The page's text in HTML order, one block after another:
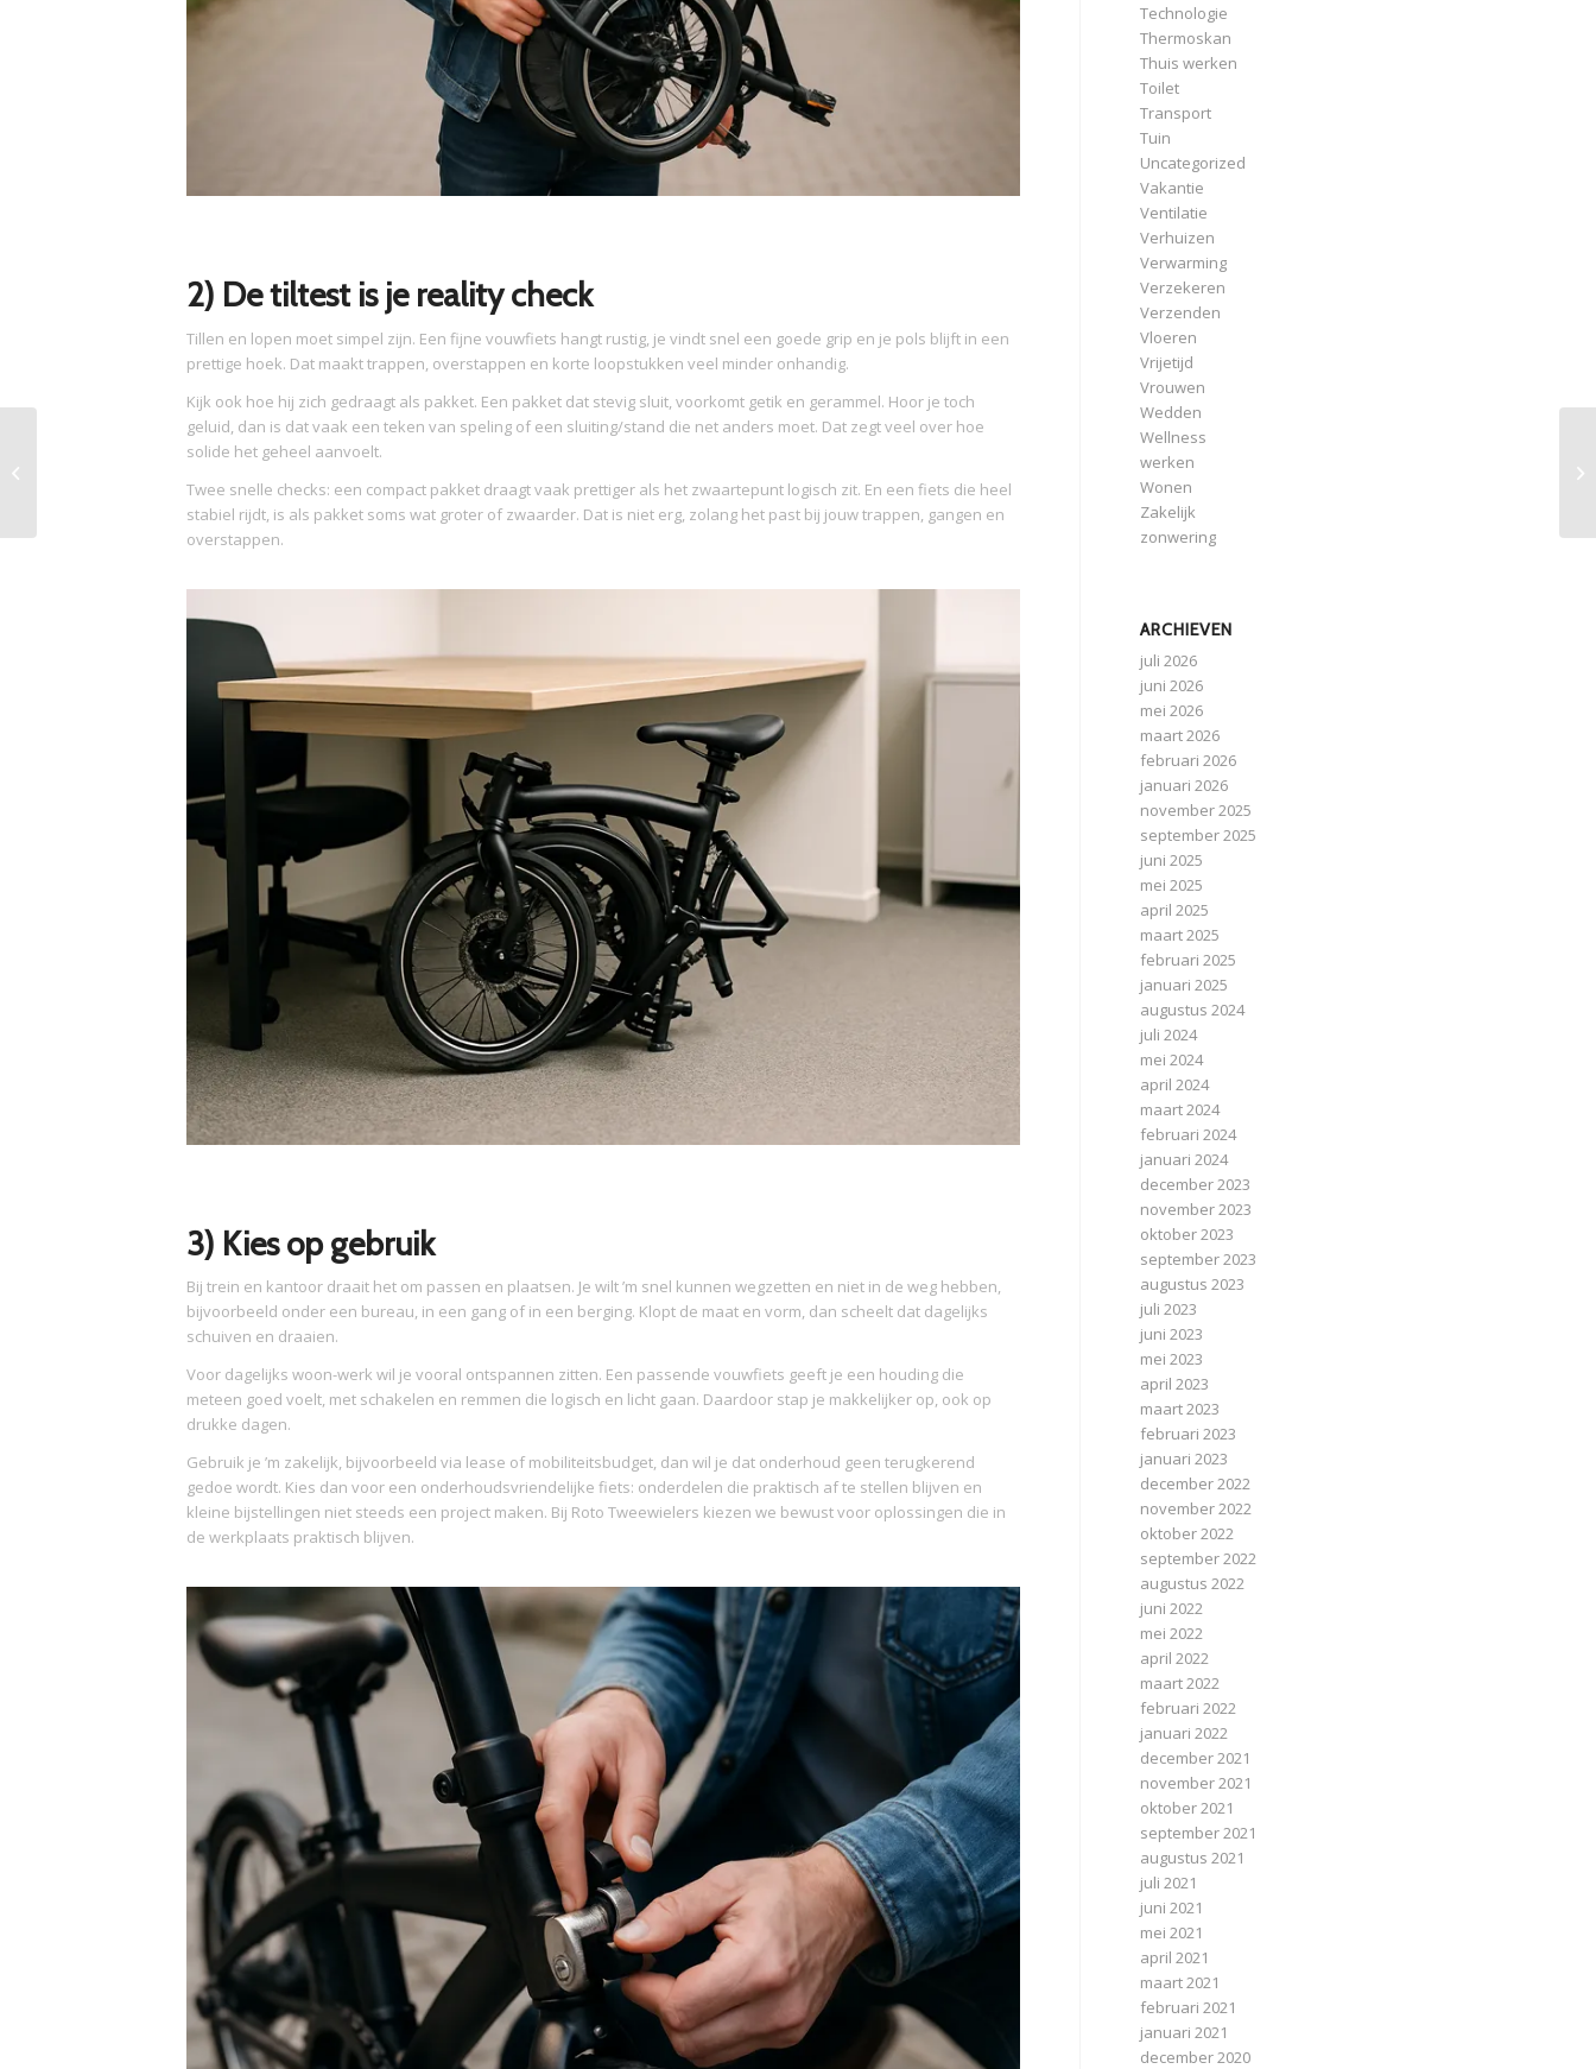
2) De tiltest is je reality check
Tillen en lopen moet simpel zijn. Een fijne vouwfiets hangt rustig, je vindt snel een goede grip en je pols blijft in een
prettige hoek. Dat maakt trappen, overstappen en korte loopstukken veel minder onhandig.
Kijk ook hoe hij zich gedraagt als pakket. Een pakket dat stevig sluit, voorkomt getik en gerammel. Hoor je toch
geluid, dan is dat vaak een teken van speling of een sluiting/stand die net anders moet. Dat zegt veel over hoe
solide het geheel aanvoelt.
Twee snelle checks: een compact pakket draagt vaak prettiger als het zwaartepunt logisch zit. En een fiets die heel
stabiel rijdt, is als pakket soms wat groter of zwaarder. Dat is niet erg, zolang het past bij jouw trappen, gangen en
overstappen.
3) Kies op gebruik
Bij trein en kantoor draait het om passen en plaatsen. Je wilt ’m snel kunnen wegzetten en niet in de weg hebben,
bijvoorbeeld onder een bureau, in een gang of in een berging. Klopt de maat en vorm, dan scheelt dat dagelijks
schuiven en draaien.
Voor dagelijks woon-werk wil je vooral ontspannen zitten. Een passende vouwfiets geeft je een houding die
meteen goed voelt, met schakelen en remmen die logisch en licht gaan. Daardoor stap je makkelijker op, ook op
drukke dagen.
Gebruik je ’m zakelijk, bijvoorbeeld via lease of mobiliteitsbudget, dan wil je dat onderhoud geen terugkerend
gedoe wordt. Kies dan voor een onderhoudsvriendelijke fiets: onderdelen die praktisch af te stellen blijven en
kleine bijstellingen niet steeds een project maken. Bij Roto Tweewielers kiezen we bewust voor oplossingen die in
de werkplaats praktisch blijven.
Technologie
Thermoskan
Thuis werken
Toilet
Transport
Tuin
Uncategorized
Vakantie
Ventilatie
Verhuizen
Verwarming
Verzekeren
Verzenden
Vloeren
Vrijetijd
Vrouwen
Wedden
Wellness
werken
Wonen
Zakelijk
zonwering
ARCHIEVEN
juli 2026
juni 2026
mei 2026
maart 2026
februari 2026
januari 2026
november 2025
september 2025
juni 2025
mei 2025
april 2025
maart 2025
februari 2025
januari 2025
augustus 2024
juli 2024
mei 2024
april 2024
maart 2024
februari 2024
januari 2024
december 2023
november 2023
oktober 2023
september 2023
augustus 2023
juli 2023
juni 2023
mei 2023
april 2023
maart 2023
februari 2023
januari 2023
december 2022
november 2022
oktober 2022
september 2022
augustus 2022
juni 2022
mei 2022
april 2022
maart 2022
februari 2022
januari 2022
december 2021
november 2021
oktober 2021
september 2021
augustus 2021
juli 2021
juni 2021
mei 2021
april 2021
maart 2021
februari 2021
januari 2021
december 2020
naar herstel en welzijn